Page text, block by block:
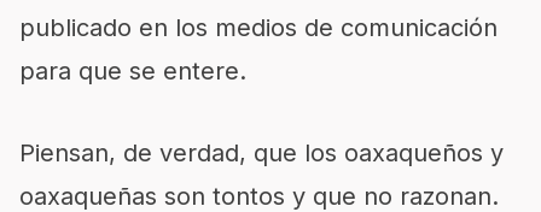
publicado en los medios de comunicación
para que se entere.
Piensan, de verdad, que los oaxaqueños y
oaxaqueñas son tontos y que no razonan.